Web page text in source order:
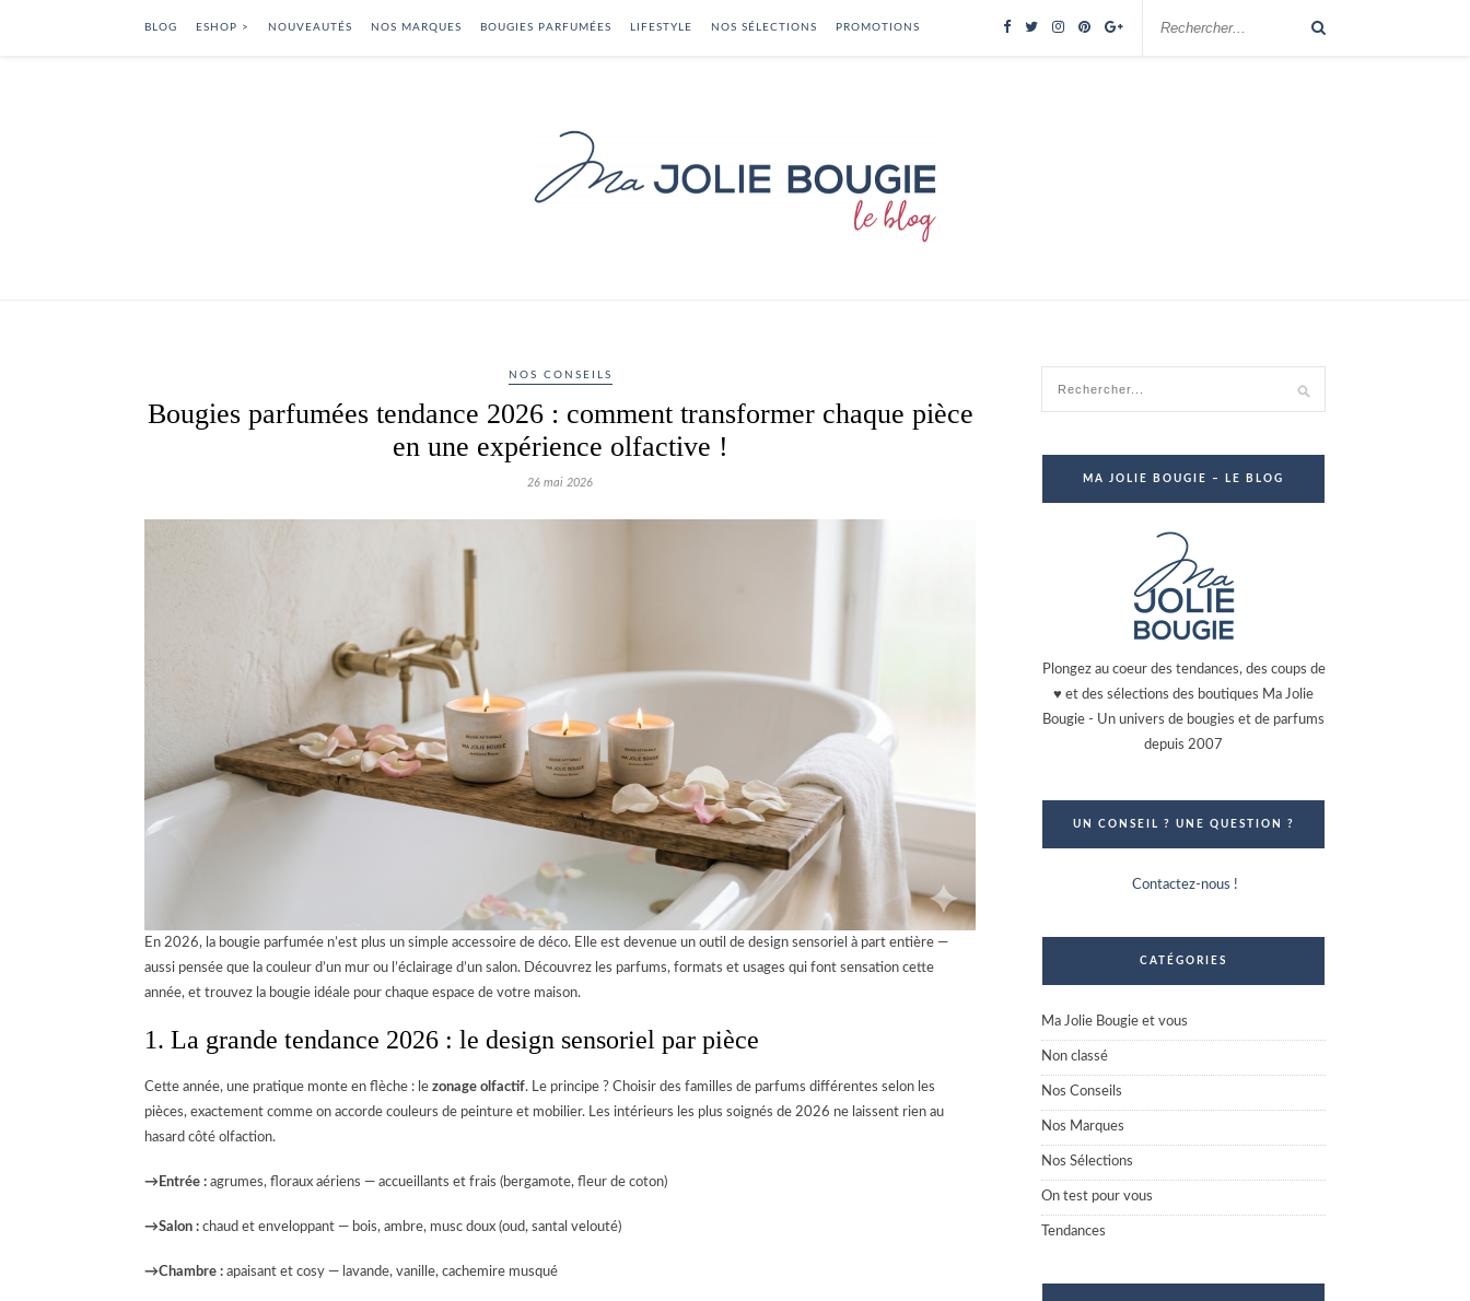
BLOG ESHOP > NOUVEAUTÉS NOS MARQUES BOUGIES PARFUMÉES LIFESTYLE NOS SÉLECTIONS PROMOTIONS
NOS CONSEILS
Bougies parfumées tendance 2026 : comment transformer chaque pièce
en une expérience olfactive !
26 mai 2026
En 2026, la bougie parfumée n’est plus un simple accessoire de déco. Elle est devenue un outil de design sensoriel à part entière —
aussi pensée que la couleur d’un mur ou l’éclairage d’un salon. Découvrez les parfums, formats et usages qui font sensation cette
année, et trouvez la bougie idéale pour chaque espace de votre maison.
1. La grande tendance 2026 : le design sensoriel par pièce
Cette année, une pratique monte en flèche : le zonage olfactif. Le principe ? Choisir des familles de parfums différentes selon les
pièces, exactement comme on accorde couleurs de peinture et mobilier. Les intérieurs les plus soignés de 2026 ne laissent rien au
hasard côté olfaction.
→ Entrée : agrumes, floraux aériens — accueillants et frais (bergamote, fleur de coton)
→Salon : chaud et enveloppant — bois, ambre, musc doux (oud, santal velouté)
→Chambre : apaisant et cosy — lavande, vanille, cachemire musqué
MA JOLIE BOUGIE – LE BLOG
Plongez au coeur des tendances, des coups de
♥ et des sélections des boutiques Ma Jolie
Bougie - Un univers de bougies et de parfums
depuis 2007
UN CONSEIL ? UNE QUESTION ?
Contactez-nous !
CATÉGORIES
Ma Jolie Bougie et vous
Non classé
Nos Conseils
Nos Marques
Nos Sélections
On test pour vous
Tendances